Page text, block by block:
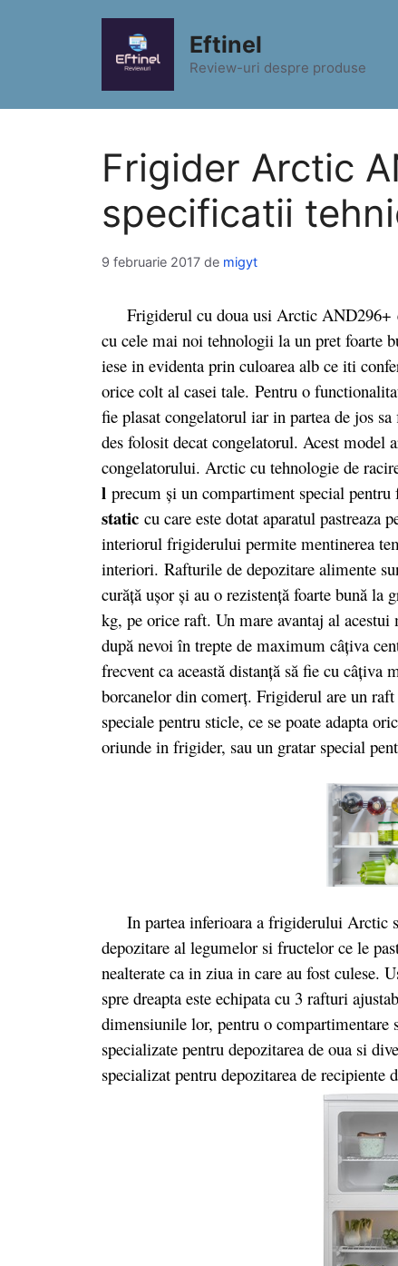
Eftinel
Review-uri despre produse
Frigider Arctic
specificatii
9 februarie 2017 de migyt
Frigiderul cu doua usi Arctic AND296+
cu cele mai noi tehnologii la un pret foarte
iese in evidenta prin culoarea alb ce iti
orice colt al casei tale. Pentru o
fie plasat congelatorul iar in partea de jos
des folosit decat congelatorul. Acest model
congelatorului. Arctic cu tehnologie de
l precum și un compartiment special pentru
static cu care este dotat aparatul pastreaza
interiorul frigiderului permite mentinerea
interiori. Rafturile de depozitare alimente
curăță ușor și au o rezistență foarte bună la
kg, pe orice raft. Un mare avantaj al
după nevoi în trepte de maximum câţiva
frecvent ca această distanţă să fie cu
borcanelor din comerţ. Frigiderul are un raft
speciale pentru sticle, ce se poate adapta
oriunde in frigider, sau un gratar special
In partea inferioara a frigiderului Arctic
depozitare al legumelor si fructelor ce le
nealterate ca in ziua in care au fost culese.
spre dreapta este echipata cu 3 rafturi
dimensiunile lor, pentru o
specializate pentru depozitarea de oua si
specializat pentru depozitarea de